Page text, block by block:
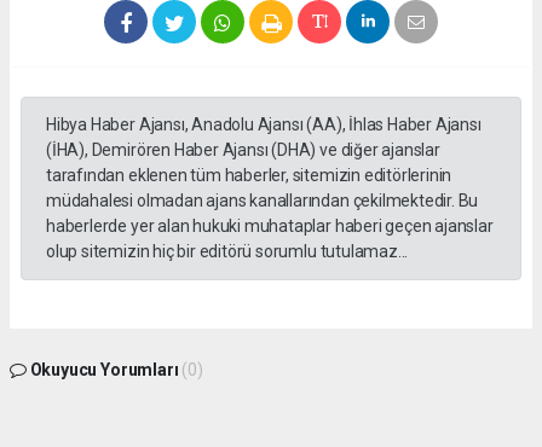
Hibya Haber Ajansı, Anadolu Ajansı (AA), İhlas Haber Ajansı
(İHA), Demirören Haber Ajansı (DHA) ve diğer ajanslar
tarafından eklenen tüm haberler, sitemizin editörlerinin
müdahalesi olmadan ajans kanallarından çekilmektedir. Bu
haberlerde yer alan hukuki muhataplar haberi geçen ajanslar
olup sitemizin hiç bir editörü sorumlu tutulamaz...
Okuyucu Yorumları (0)